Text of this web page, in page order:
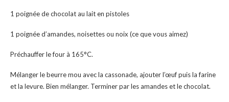
1 poignée de chocolat au lait en pistoles
1 poignée d’amandes, noisettes ou noix (ce que vous aimez)
Préchauffer le four à 165°C.
Mélanger le beurre mou avec la cassonade, ajouter l’œuf puis la farine
et la levure. Bien mélanger. Terminer par les amandes et le chocolat.